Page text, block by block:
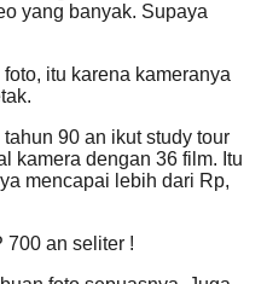
yang banyak. Supaya
itu karena kameranya
90 an ikut study tour
kamera dengan 36 film. Itu
mencapai lebih dari Rp,
700 an seliter !